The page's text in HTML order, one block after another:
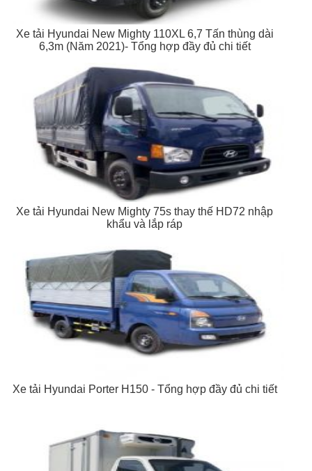
Xe tải Hyundai New Mighty 110XL 6,7 Tấn thùng dài
6,3m (Năm 2021)- Tổng hợp đầy đủ chi tiết
Xe tải Hyundai New Mighty 75s thay thế HD72 nhập
khẩu và lắp ráp
Xe tải Hyundai Porter H150 - Tổng hợp đầy đủ chi tiết